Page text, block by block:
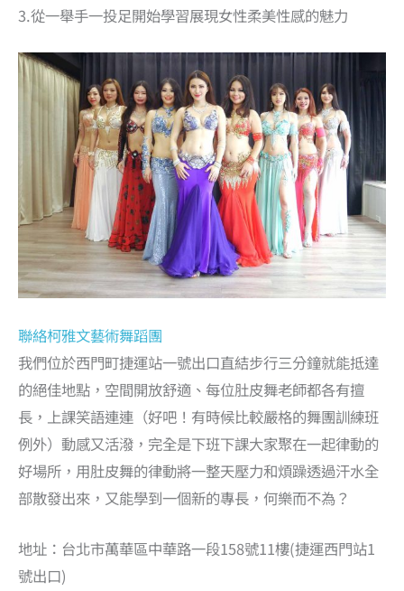
3.從一舉手一投足開始學習展現女性柔美性感的魅力
聯絡柯雅文藝術舞蹈團
我們位於西門町捷運站一號出口直結步行三分鐘就能抵達
的絕佳地點，空間開放舒適、每位肚皮舞老師都各有擅
長，上課笑語連連（好吧！有時候比較嚴格的舞團訓練班
例外）動感又活潑，完全是下班下課大家聚在一起律動的
好場所，用肚皮舞的律動將一整天壓力和煩躁透過汗水全
部散發出來，又能學到一個新的專長，何樂而不為？
地址：台北市萬華區中華路一段158號11樓(捷運西門站1
號出口)